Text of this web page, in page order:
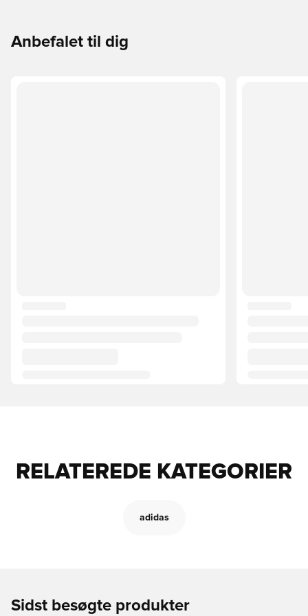
Anbefalet til dig
RELATEREDE KATEGORIER
adidas
Sidst besøgte produkter